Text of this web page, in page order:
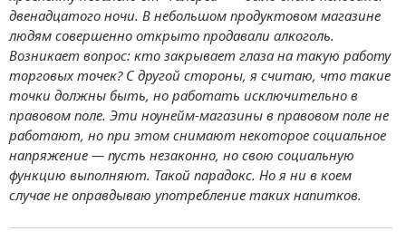
двенадцатого ночи. В небольшом продуктовом магазине
людям совершенно открыто продавали алкоголь.
Возникает вопрос: кто закрывает глаза на такую работу
торговых точек? С другой стороны, я считаю, что такие
точки должны быть, но работать исключительно в
правовом поле. Эти ноунейм-магазины в правовом поле не
работают, но при этом снимают некоторое социальное
напряжение — пусть незаконно, но свою социальную
функцию выполняют. Такой парадокс. Но я ни в коем
случае не оправдываю употребление таких напитков.